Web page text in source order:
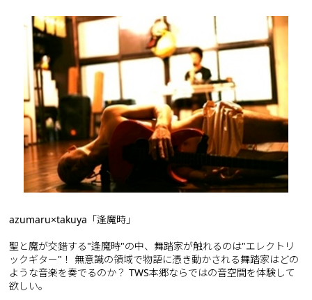
azumaru×takuya「逢魔時」
聖と魔が交錯する"逢魔時"の中、舞踏家が触れるのは"エレクトリ
ックギター"！ 無意識の領域で物語に憑き動かされる舞踏家はどの
ような音楽を奏でるのか？ TWS本郷ならではの音空間を体験して
欲しい。